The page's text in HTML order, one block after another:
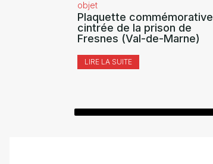
objet
Plaquette commémorative
cintrée de la prison de
Fresnes (Val-de-Marne)
LIRE LA SUITE